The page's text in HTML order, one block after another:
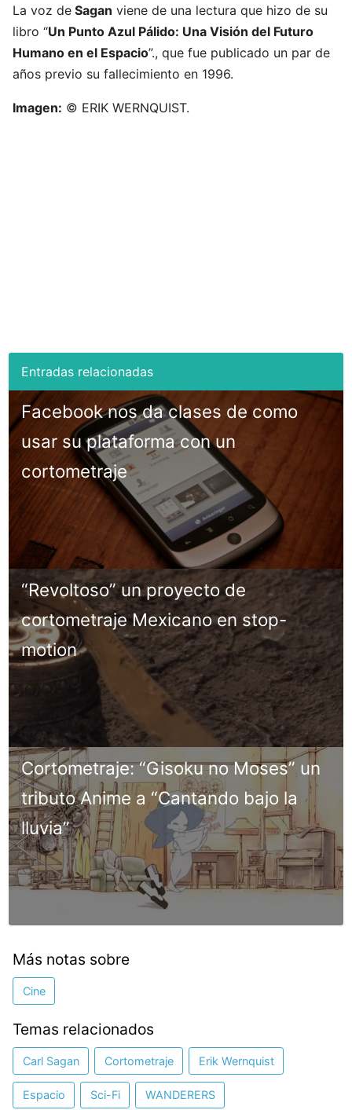
La voz de Sagan viene de una lectura que hizo de su
libro “Un Punto Azul Pálido: Una Visión del Futuro
Humano en el Espacio”., que fue publicado un par de
años previo su fallecimiento en 1996.
Imagen: © ERIK WERNQUIST.
Facebook nos da clases de como
usar su plataforma con un
cortometraje
“Revoltoso” un proyecto de
cortometraje Mexicano en stop-
motion
Cortometraje: “Gisoku no Moses” un
tributo Anime a “Cantando bajo la
lluvia”
Más notas sobre
Cine
Temas relacionados
Carl Sagan Cortometraje Erik Wernquist
Espacio Sci-Fi WANDERERS